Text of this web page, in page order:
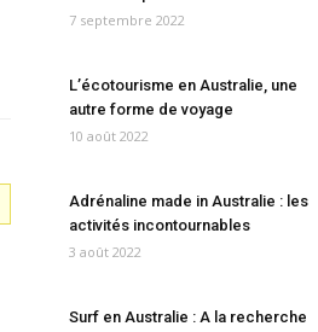
7 septembre 2022
L’écotourisme en Australie, une
autre forme de voyage
10 août 2022
Adrénaline made in Australie : les
activités incontournables
3 août 2022
Surf en Australie : A la recherche